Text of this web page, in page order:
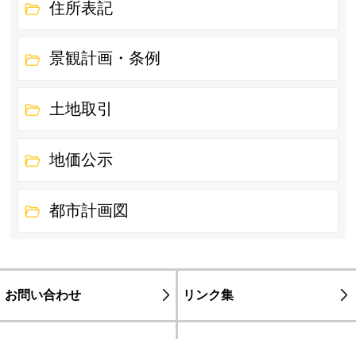
住所表記
景観計画・条例
土地取引
地価公示
都市計画図
お問い合わせ リンク集